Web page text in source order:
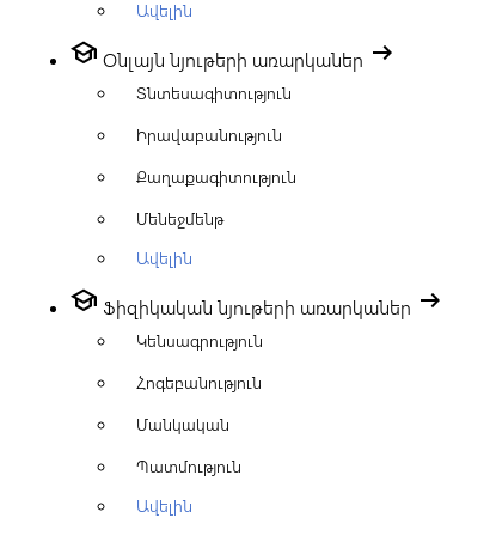
Ավելին
school Օնլայն նյութերի առարկաներ arrow_right_alt
Տնտեսագիտություն
Իրավաբանություն
Քաղաքագիտություն
Մենեջմենթ
Ավելին
school Ֆիզիկական նյութերի առարկաներ arrow_right_alt
Կենսագրություն
Հոգեբանություն
Մանկական
Պատմություն
Ավելին